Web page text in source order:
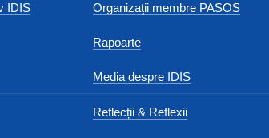
IDIS Organizaţii membre PASOS
Rapoarte
Media despre IDIS
Reflecții & Reflexii